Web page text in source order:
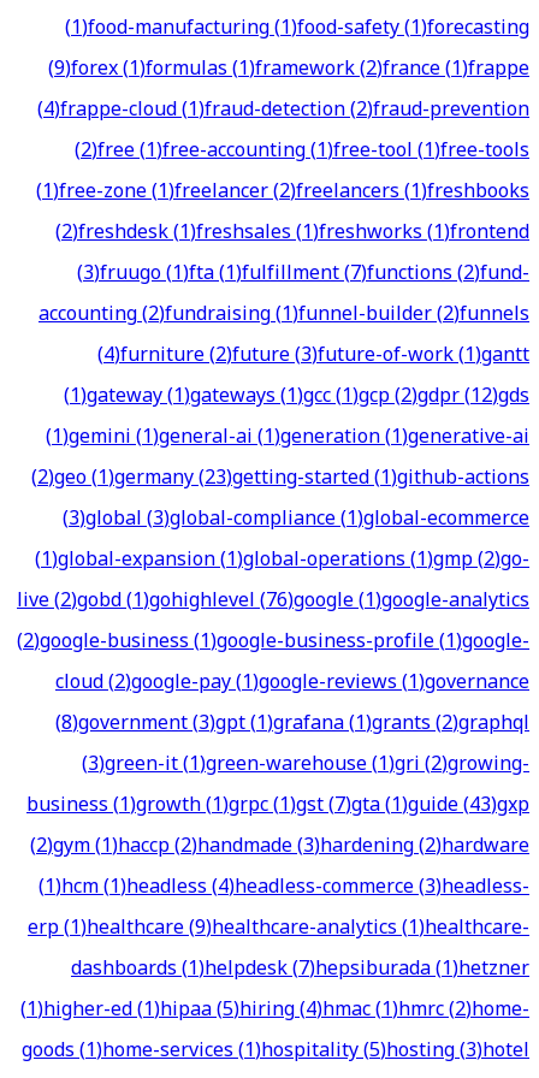
(1)food-manufacturing(1)food-safety(1)forecasting
(9)forex(1)formulas(1)framework(2)france(1)frappe
(4)frappe-cloud(1)fraud-detection(2)fraud-prevention
(2)free(1)free-accounting(1)free-tool(1)free-tools
(1)free-zone(1)freelancer(2)freelancers(1)freshbooks
(2)freshdesk(1)freshsales(1)freshworks(1)frontend
(3)fruugo(1)fta(1)fulfillment(7)functions(2)fund-
accounting(2)fundraising(1)funnel-builder(2)funnels
(4)furniture(2)future(3)future-of-work(1)gantt
(1)gateway(1)gateways(1)gcc(1)gcp(2)gdpr(12)gds
(1)gemini(1)general-ai(1)generation(1)generative-ai
(2)geo(1)germany(23)getting-started(1)github-actions
(3)global(3)global-compliance(1)global-ecommerce
(1)global-expansion(1)global-operations(1)gmp(2)go-
live(2)gobd(1)gohighlevel(76)google(1)google-analytics
(2)google-business(1)google-business-profile(1)google-
cloud(2)google-pay(1)google-reviews(1)governance
(8)government(3)gpt(1)grafana(1)grants(2)graphql
(3)green-it(1)green-warehouse(1)gri(2)growing-
business(1)growth(1)grpc(1)gst(7)gta(1)guide(43)gxp
(2)gym(1)haccp(2)handmade(3)hardening(2)hardware
(1)hcm(1)headless(4)headless-commerce(3)headless-
erp(1)healthcare(9)healthcare-analytics(1)healthcare-
dashboards(1)helpdesk(7)hepsiburada(1)hetzner
(1)higher-ed(1)hipaa(5)hiring(4)hmac(1)hmrc(2)home-
goods(1)home-services(1)hospitality(5)hosting(3)hotel